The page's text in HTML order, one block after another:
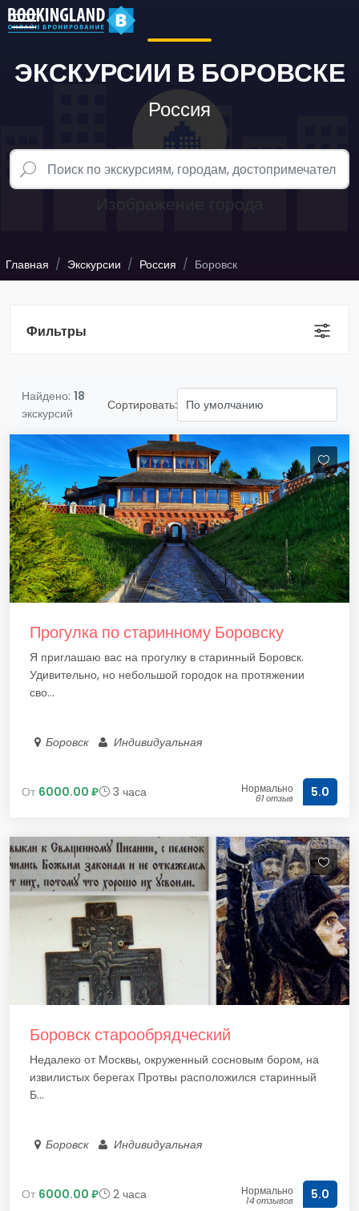
ЭКСКУРСИИ В БОРОВСКЕ
Россия
Главная Экскурсии Россия Боровск
Фильтры
Найдено: 18
экскурсий
Сортировать:
Прогулка по старинному Боровску
Я приглашаю вас на прогулку в старинный Боровск.
Удивительно, но небольшой городок на протяжении
сво...
Боровск Индивидуальная
От 6000.00 ₽ 3 часа Нормально
61 отзыв 5.0
Боровск старообрядческий
Недалеко от Москвы, окруженный сосновым бором, на
извилистых берегах Протвы расположился старинный
Б...
Боровск Индивидуальная
От 6000.00 ₽ 2 часа Нормально
14 отзывов 5.0